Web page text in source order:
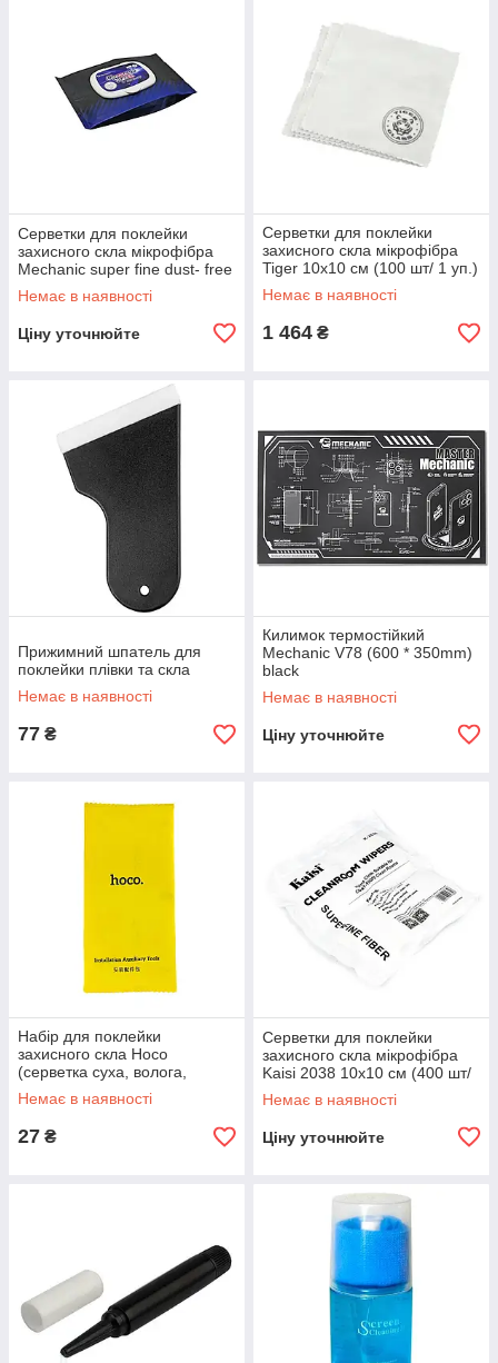
Серветки для поклейки
захисного скла мікрофібра
Mechanic super fine dust- free
10х10 см (50 шт/ 1 уп.)
Немає в наявності
Ціну уточнюйте
Серветки для поклейки
захисного скла мікрофібра
Tiger 10х10 см (100 шт/ 1 уп.)
Немає в наявності
1 464 ₴
Прижимний шпатель для
поклейки плівки та скла
Немає в наявності
77 ₴
Килимок термостійкий
Mechanic V78 (600 * 350mm)
black
Немає в наявності
Ціну уточнюйте
Набір для поклейки
захисного скла Hoco
(серветка суха, волога,
deduster)
Немає в наявності
27 ₴
Серветки для поклейки
захисного скла мікрофібра
Kaisi 2038 10х10 см (400 шт/
1 уп.)
Немає в наявності
Ціну уточнюйте